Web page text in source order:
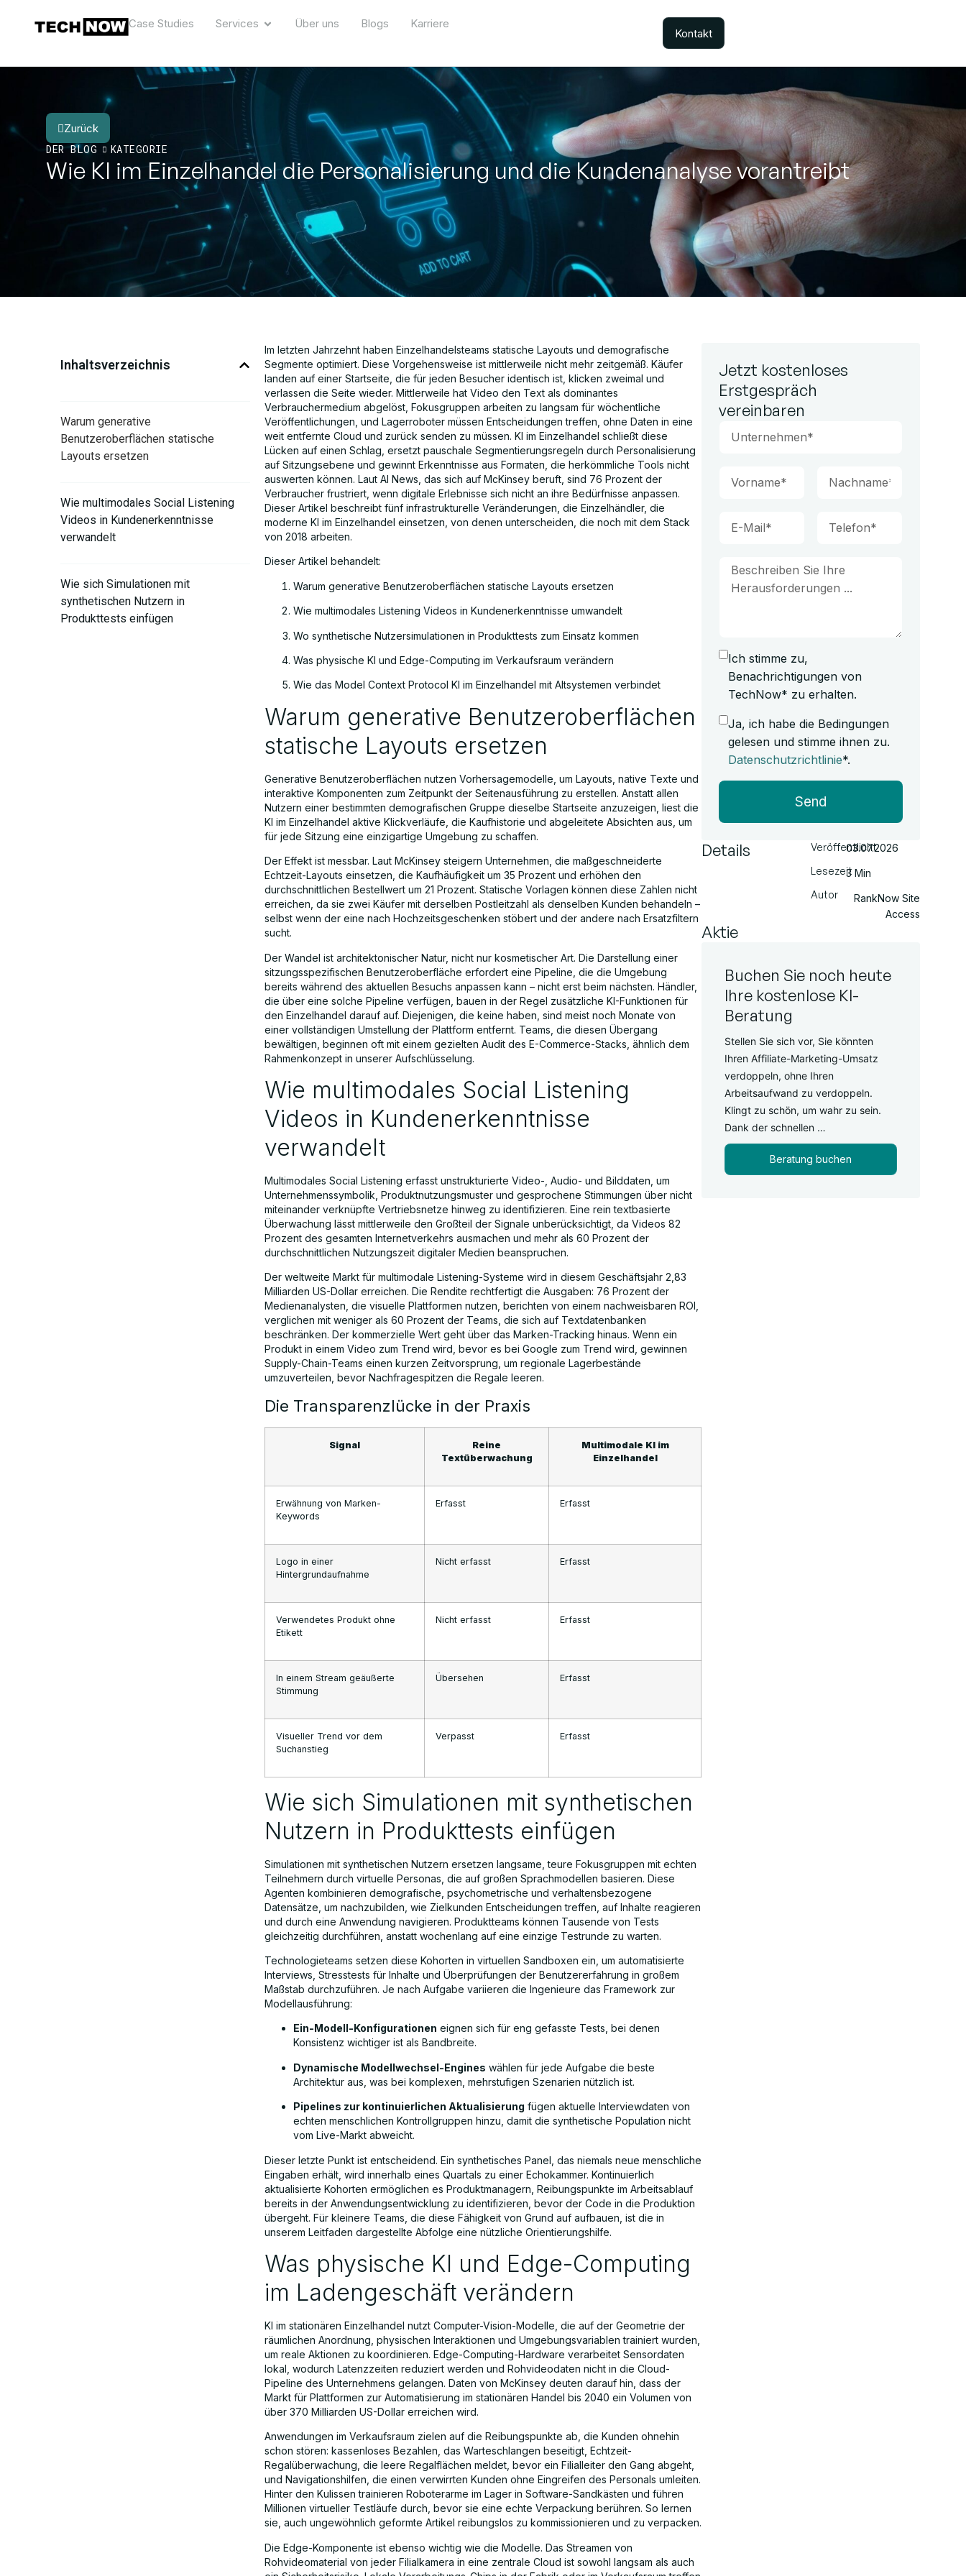
Case Studies Services Über uns Blogs Karriere
Kontakt
Zurück
DER BLOG
KATEGORIE
Wie KI im Einzelhandel die Personalisierung und die Kundenanalyse vorantreibt
Inhaltsverzeichnis
Warum generative
Benutzeroberflächen statische
Layouts ersetzen
Wie multimodales Social Listening
Videos in Kundenerkenntnisse
verwandelt
Wie sich Simulationen mit
synthetischen Nutzern in
Produkttests einfügen
Im letzten Jahrzehnt haben Einzelhandelsteams statische Layouts und demografische
Segmente optimiert. Diese Vorgehensweise ist mittlerweile nicht mehr zeitgemäß. Käufer
landen auf einer Startseite, die für jeden Besucher identisch ist, klicken zweimal und
verlassen die Seite wieder. Mittlerweile hat Video den Text als dominantes
Verbrauchermedium abgelöst, Fokusgruppen arbeiten zu langsam für wöchentliche
Veröffentlichungen, und Lagerroboter müssen Entscheidungen treffen, ohne Daten in eine
weit entfernte Cloud und zurück senden zu müssen. KI im Einzelhandel schließt diese
Lücken auf einen Schlag, ersetzt pauschale Segmentierungsregeln durch Personalisierung
auf Sitzungsebene und gewinnt Erkenntnisse aus Formaten, die herkömmliche Tools nicht
auswerten können. Laut AI News, das sich auf McKinsey beruft, sind 76 Prozent der
Verbraucher frustriert, wenn digitale Erlebnisse sich nicht an ihre Bedürfnisse anpassen.
Dieser Artikel beschreibt fünf infrastrukturelle Veränderungen, die Einzelhändler, die
moderne KI im Einzelhandel einsetzen, von denen unterscheiden, die noch mit dem Stack
von 2018 arbeiten.
Dieser Artikel behandelt:
Warum generative Benutzeroberflächen statische Layouts ersetzen
Wie multimodales Listening Videos in Kundenerkenntnisse umwandelt
Wo synthetische Nutzersimulationen in Produkttests zum Einsatz kommen
Was physische KI und Edge-Computing im Verkaufsraum verändern
Wie das Model Context Protocol KI im Einzelhandel mit Altsystemen verbindet
Warum generative Benutzeroberflächen
statische Layouts ersetzen
Generative Benutzeroberflächen nutzen Vorhersagemodelle, um Layouts, native Texte und
interaktive Komponenten zum Zeitpunkt der Seitenausführung zu erstellen. Anstatt allen
Nutzern einer bestimmten demografischen Gruppe dieselbe Startseite anzuzeigen, liest die
KI im Einzelhandel aktive Klickverläufe, die Kaufhistorie und abgeleitete Absichten aus, um
für jede Sitzung eine einzigartige Umgebung zu schaffen.
Der Effekt ist messbar. Laut McKinsey steigern Unternehmen, die maßgeschneiderte
Echtzeit-Layouts einsetzen, die Kaufhäufigkeit um 35 Prozent und erhöhen den
durchschnittlichen Bestellwert um 21 Prozent. Statische Vorlagen können diese Zahlen nicht
erreichen, da sie zwei Käufer mit derselben Postleitzahl als denselben Kunden behandeln –
selbst wenn der eine nach Hochzeitsgeschenken stöbert und der andere nach Ersatzfiltern
sucht.
Der Wandel ist architektonischer Natur, nicht nur kosmetischer Art. Die Darstellung einer
sitzungsspezifischen Benutzeroberfläche erfordert eine Pipeline, die die Umgebung
bereits während des aktuellen Besuchs anpassen kann – nicht erst beim nächsten. Händler,
die über eine solche Pipeline verfügen, bauen in der Regel zusätzliche KI-Funktionen für
den Einzelhandel darauf auf. Diejenigen, die keine haben, sind meist noch Monate von
einer vollständigen Umstellung der Plattform entfernt. Teams, die diesen Übergang
bewältigen, beginnen oft mit einem gezielten Audit des E-Commerce-Stacks, ähnlich dem
Rahmenkonzept in unserer Aufschlüsselung.
Wie multimodales Social Listening
Videos in Kundenerkenntnisse
verwandelt
Multimodales Social Listening erfasst unstrukturierte Video-, Audio- und Bilddaten, um
Unternehmenssymbolik, Produktnutzungsmuster und gesprochene Stimmungen über nicht
miteinander verknüpfte Vertriebsnetze hinweg zu identifizieren. Eine rein textbasierte
Überwachung lässt mittlerweile den Großteil der Signale unberücksichtigt, da Videos 82
Prozent des gesamten Internetverkehrs ausmachen und mehr als 60 Prozent der
durchschnittlichen Nutzungszeit digitaler Medien beanspruchen.
Der weltweite Markt für multimodale Listening-Systeme wird in diesem Geschäftsjahr 2,83
Milliarden US-Dollar erreichen. Die Rendite rechtfertigt die Ausgaben: 76 Prozent der
Medienanalysten, die visuelle Plattformen nutzen, berichten von einem nachweisbaren ROI,
verglichen mit weniger als 60 Prozent der Teams, die sich auf Textdatenbanken
beschränken. Der kommerzielle Wert geht über das Marken-Tracking hinaus. Wenn ein
Produkt in einem Video zum Trend wird, bevor es bei Google zum Trend wird, gewinnen
Supply-Chain-Teams einen kurzen Zeitvorsprung, um regionale Lagerbestände
umzuverteilen, bevor Nachfragespitzen die Regale leeren.
Die Transparenzlücke in der Praxis
Signal
Reine
Textüberwachung
Multimodale KI im
Einzelhandel
Erwähnung von Marken-
Keywords
Erfasst Erfasst
Logo in einer
Hintergrundaufnahme
Nicht erfasst Erfasst
Verwendetes Produkt ohne
Etikett
Nicht erfasst Erfasst
In einem Stream geäußerte
Stimmung
Übersehen Erfasst
Visueller Trend vor dem
Suchanstieg
Verpasst Erfasst
Wie sich Simulationen mit synthetischen
Nutzern in Produkttests einfügen
Simulationen mit synthetischen Nutzern ersetzen langsame, teure Fokusgruppen mit echten
Teilnehmern durch virtuelle Personas, die auf großen Sprachmodellen basieren. Diese
Agenten kombinieren demografische, psychometrische und verhaltensbezogene
Datensätze, um nachzubilden, wie Zielkunden Entscheidungen treffen, auf Inhalte reagieren
und durch eine Anwendung navigieren. Produktteams können Tausende von Tests
gleichzeitig durchführen, anstatt wochenlang auf eine einzige Testrunde zu warten.
Technologieteams setzen diese Kohorten in virtuellen Sandboxen ein, um automatisierte
Interviews, Stresstests für Inhalte und Überprüfungen der Benutzererfahrung in großem
Maßstab durchzuführen. Je nach Aufgabe variieren die Ingenieure das Framework zur
Modellausführung:
Ein-Modell-Konfigurationen eignen sich für eng gefasste Tests, bei denen
Konsistenz wichtiger ist als Bandbreite.
Dynamische Modellwechsel-Engines wählen für jede Aufgabe die beste
Architektur aus, was bei komplexen, mehrstufigen Szenarien nützlich ist.
Pipelines zur kontinuierlichen Aktualisierung fügen aktuelle Interviewdaten von
echten menschlichen Kontrollgruppen hinzu, damit die synthetische Population nicht
vom Live-Markt abweicht.
Dieser letzte Punkt ist entscheidend. Ein synthetisches Panel, das niemals neue menschliche
Eingaben erhält, wird innerhalb eines Quartals zu einer Echokammer. Kontinuierlich
aktualisierte Kohorten ermöglichen es Produktmanagern, Reibungspunkte im Arbeitsablauf
bereits in der Anwendungsentwicklung zu identifizieren, bevor der Code in die Produktion
übergeht. Für kleinere Teams, die diese Fähigkeit von Grund auf aufbauen, ist die in
unserem Leitfaden dargestellte Abfolge eine nützliche Orientierungshilfe.
Was physische KI und Edge-Computing
im Ladengeschäft verändern
KI im stationären Einzelhandel nutzt Computer-Vision-Modelle, die auf der Geometrie der
räumlichen Anordnung, physischen Interaktionen und Umgebungsvariablen trainiert wurden,
um reale Aktionen zu koordinieren. Edge-Computing-Hardware verarbeitet Sensordaten
lokal, wodurch Latenzzeiten reduziert werden und Rohvideodaten nicht in die Cloud-
Pipeline des Unternehmens gelangen. Daten von McKinsey deuten darauf hin, dass der
Markt für Plattformen zur Automatisierung im stationären Handel bis 2040 ein Volumen von
über 370 Milliarden US-Dollar erreichen wird.
Anwendungen im Verkaufsraum zielen auf die Reibungspunkte ab, die Kunden ohnehin
schon stören: kassenloses Bezahlen, das Warteschlangen beseitigt, Echtzeit-
Regalüberwachung, die leere Regalflächen meldet, bevor ein Filialleiter den Gang abgeht,
und Navigationshilfen, die einen verwirrten Kunden ohne Eingreifen des Personals umleiten.
Hinter den Kulissen trainieren Roboterarme im Lager in Software-Sandkästen und führen
Millionen virtueller Testläufe durch, bevor sie eine echte Verpackung berühren. So lernen
sie, auch ungewöhnlich geformte Artikel reibungslos zu kommissionieren und zu verpacken.
Die Edge-Komponente ist ebenso wichtig wie die Modelle. Das Streamen von
Rohvideomaterial von jeder Filialkamera in eine zentrale Cloud ist sowohl langsam als auch
Jetzt kostenloses
Erstgespräch
vereinbaren
Ich stimme zu,
Benachrichtigungen von
TechNow* zu erhalten.
Ja, ich habe die Bedingungen
gelesen und stimme ihnen zu.
Datenschutzrichtlinie*.
Send
Details
Veröffentlicht
Lesezeit
Autor
03.07.2026
3 Min
RankNow Site
Access
Aktie
Buchen Sie noch heute
Ihre kostenlose KI-
Beratung
Stellen Sie sich vor, Sie könnten
Ihren Affiliate-Marketing-Umsatz
verdoppeln, ohne Ihren
Arbeitsaufwand zu verdoppeln.
Klingt zu schön, um wahr zu sein.
Dank der schnellen …
Beratung buchen